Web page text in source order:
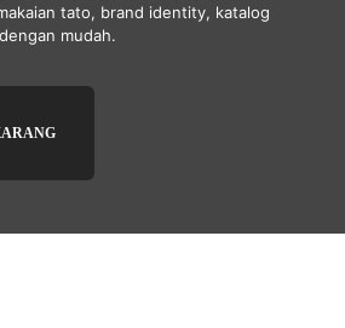
tato, brand identity, katalog
mudah.